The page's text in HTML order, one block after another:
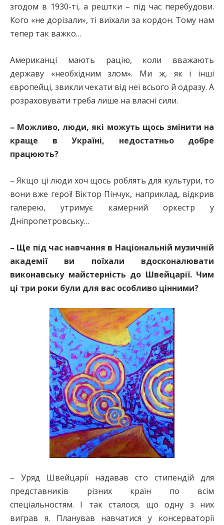
згодом в 1930-ті, а рештки – під час перебудови.
Кого «не дорізали», ті виїхали за кордон. Тому нам
тепер так важко…
Американці мають рацію, коли вважають
державу «необхідним злом». Ми ж, як і інші
європейці, звикли чекати від неї всього й одразу. А
розраховувати треба лише на власні сили.
– Можливо, люди, які можуть щось змінити на
краще в Україні, недостатньо добре
працюють?
– Якщо ці люди хоч щось роблять для культури, то
вони вже герої! Віктор Пінчук, наприклад, відкрив
галерею, утримує камерний оркестр у
Дніпропетровську…
– Ще під час навчання в Національній музичній
академії ви поїхали вдосконалювати
виконавську майстерність до Швейцарії. Чим
ці три роки були для вас особливо цінними?
– Уряд Швейцарії надавав сто стипендій для
представників різних країн по всім
спеціальностям. І так сталося, що одну з них
виграв я. Планував навчатися у консерваторії